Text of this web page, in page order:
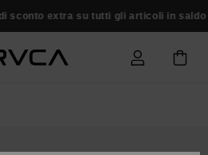
extra su tutti gli articoli in saldo